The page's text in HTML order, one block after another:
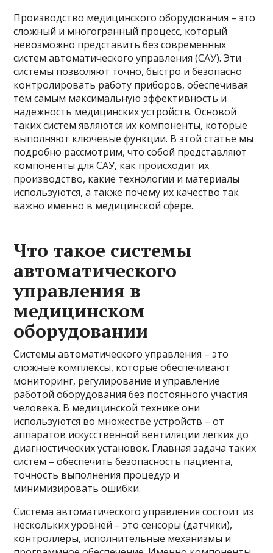
Производство медицинского оборудования – это
сложный и многогранный процесс, который
невозможно представить без современных
систем автоматического управления (САУ). Эти
системы позволяют точно, быстро и безопасно
контролировать работу приборов, обеспечивая
тем самым максимальную эффективность и
надежность медицинских устройств. Основой
таких систем являются их компоненты, которые
выполняют ключевые функции. В этой статье мы
подробно рассмотрим, что собой представляют
компоненты для САУ, как происходит их
производство, какие технологии и материалы
используются, а также почему их качество так
важно именно в медицинской сфере.
Что такое системы
автоматического
управления в
медицинском
оборудовании
Системы автоматического управления – это
сложные комплексы, которые обеспечивают
мониторинг, регулирование и управление
работой оборудования без постоянного участия
человека. В медицинской технике они
используются во множестве устройств – от
аппаратов искусственной вентиляции легких до
диагностических установок. Главная задача таких
систем – обеспечить безопасность пациента,
точность выполнения процедур и
минимизировать ошибки.
Система автоматического управления состоит из
нескольких уровней – это сенсоры (датчики),
контроллеры, исполнительные механизмы и